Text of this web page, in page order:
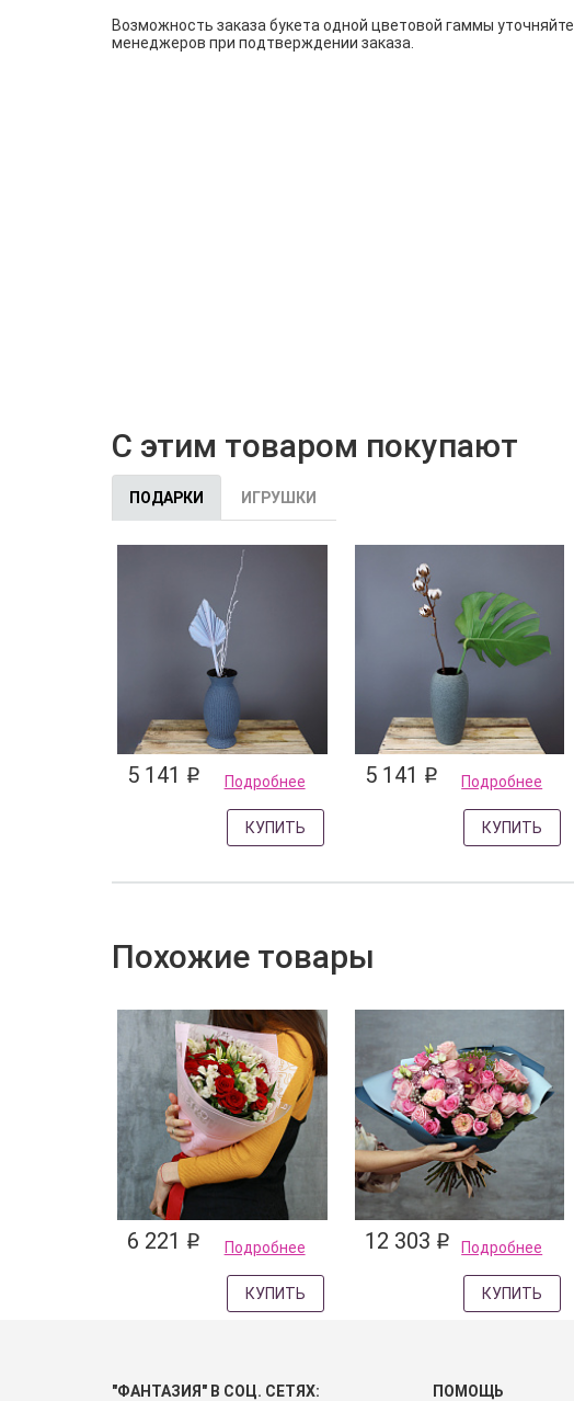
Возможность заказа букета одной цветовой гаммы
менеджеров при подтверждении заказа.
С этим товаром покупают
ПОДАРКИ ИГРУШКИ
5 141 q Подробнее
КУПИТЬ
5 141 q Подробнее
КУПИТЬ
Похожие товары
6 221 q Подробнее
КУПИТЬ
12 303 q Подробнее
КУПИТЬ
"ФАНТАЗИЯ" В СОЦ. СЕТЯХ: ПОМОЩЬ